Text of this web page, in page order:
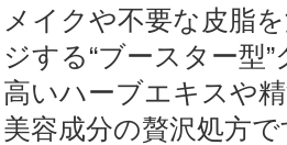
メイクや不要な皮脂
ジする“ブースター型
高いハーブエキスや
美容成分の贅沢処方